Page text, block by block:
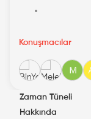
Konuşmacılar
Zaman Tüneli
Hakkında